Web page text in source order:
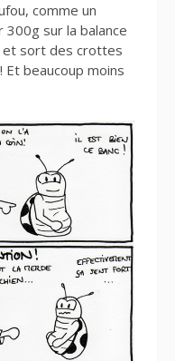
comme un
300g sur la balance
et sort des crottes
beaucoup moins